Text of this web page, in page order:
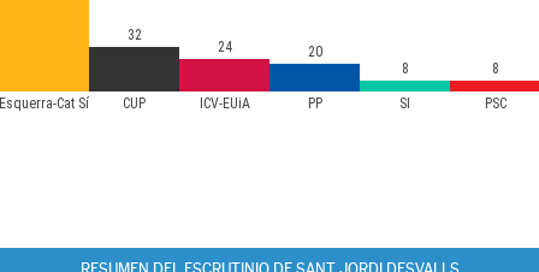
Esquerra-Cat Sí CUP ICV-EUiA PP SI PSC
32
24
20
8
8